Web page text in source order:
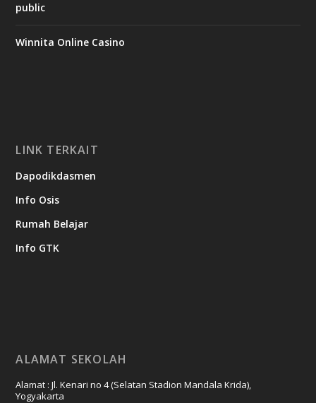
public
Winnita Online Casino
LINK TERKAIT
Dapodikdasmen
Info Osis
Rumah Belajar
Info GTK
ALAMAT SEKOLAH
Alamat : Jl. Kenari no 4 (Selatan Stadion Mandala Krida),
Yogyakarta